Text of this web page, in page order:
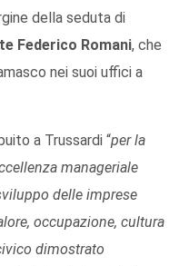
della seduta di
Federico Romani, che
nei suoi uffici a
a Trussardi “per la
manageriale
delle imprese
occupazione, cultura
dimostrato